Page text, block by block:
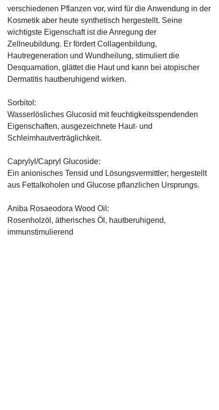
verschiedenen Pflanzen vor, wird für die Anwendung in der
Kosmetik aber heute synthetisch hergestellt. Seine
wichtigste Eigenschaft ist die Anregung der
Zellneubildung. Er fördert Collagenbildung,
Hautregeneration und Wundheilung, stimuliert die
Desquamation, glättet die Haut und kann bei atopischer
Dermatitis hautberuhigend wirken.
Sorbitol:
Wasserlösliches Glucosid mit feuchtigkeitsspendenden
Eigenschaften, ausgezeichnete Haut- und
Schleimhautverträglichkeit.
Caprylyl/Capryl Glucoside:
Ein anionisches Tensid und Lösungsvermittler; hergestellt
aus Fettalkoholen und Glucose pflanzlichen Ursprungs.
Aniba Rosaeodora Wood Oil:
Rosenholzöl, ätherisches Öl, hautberuhigend,
immunstimulierend